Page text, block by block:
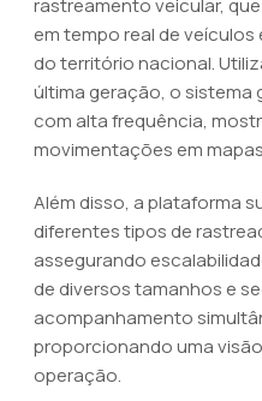
rastreamento veicular,
em tempo real de
do território nacional.
última geração, o
com alta frequência,
movimentações em
Além disso, a plataforma
diferentes tipos de
assegurando
de diversos tamanhos e
acompanhamento
proporcionando uma
operação.